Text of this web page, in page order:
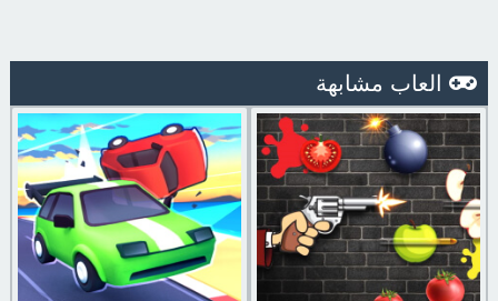
العاب مشابهة